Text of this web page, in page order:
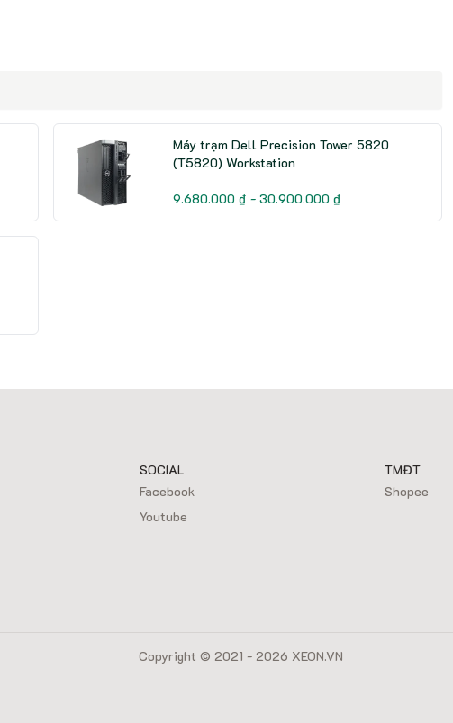
Máy trạm Dell Precision Tower 5820
(T5820) Workstation
9.680.000 ₫ - 30.900.000 ₫
SOCIAL
Facebook
Youtube
TMĐT
Shopee
Copyright © 2021 - 2026 XEON.VN